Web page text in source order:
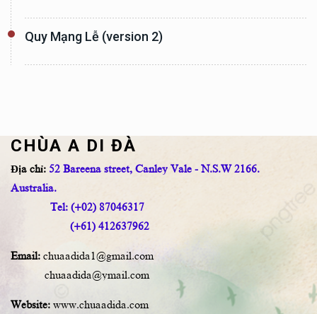
Quy Mạng Lễ (version 2)
CHÙA A DI ĐÀ
Địa chỉ: 52 Bareena street, Canley Vale - N.S.W 2166.
Australia.
Tel: (+02) 87046317
(+61) 412637962
Email: chuaadida1@gmail.com
chuaadida@ymail.com
Website: www.chuaadida.com